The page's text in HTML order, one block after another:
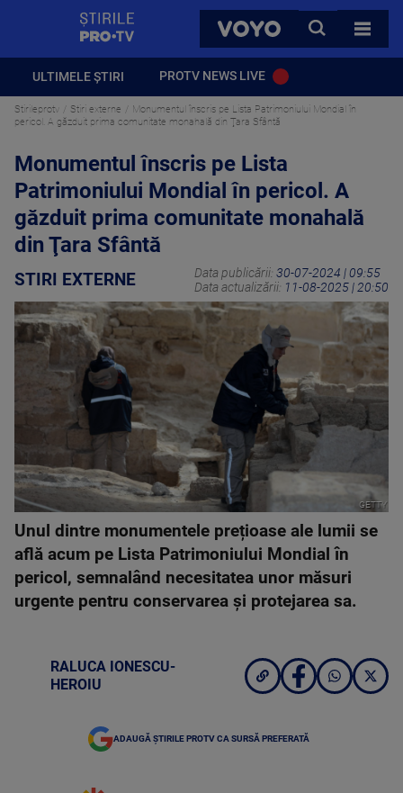
VOYO
CAUTA
TOATE
ULTIMELE ȘTIRI PROTV NEWS LIVE
Stirileprotv Stiri externe
Monumentul înscris pe Lista Patrimoniului Mondial în
pericol. A găzduit prima comunitate monahală din Ţara Sfântă
Monumentul înscris pe Lista
Patrimoniului Mondial în pericol. A
găzduit prima comunitate monahală
din Ţara Sfântă
STIRI EXTERNE Data publicării: 30-07-2024 | 09:55
Data actualizării: 11-08-2025 | 20:50
GETTY
Unul dintre monumentele prețioase ale lumii se
află acum pe Lista Patrimoniului Mondial în
pericol, semnalând necesitatea unor măsuri
urgente pentru conservarea și protejarea sa.
RALUCA IONESCU-
HEROIU
ADAUGĂ ȘTIRILE PROTV CA SURSĂ PREFERATĂ